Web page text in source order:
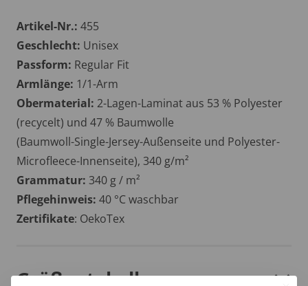
Artikel-Nr.: 455
Geschlecht: Unisex
Passform: Regular Fit
Armlänge: 1/1-Arm
Obermaterial: 2-Lagen-Laminat aus 53 % Polyester
(recycelt) und 47 % Baumwolle
(Baumwoll-Single-Jersey-Außenseite und Polyester-
Microfleece-Innenseite), 340 g/m²
Grammatur: 340 g / m²
Pflegehinweis: 40 °C waschbar
Zertifikate: OekoTex
Größentabelle